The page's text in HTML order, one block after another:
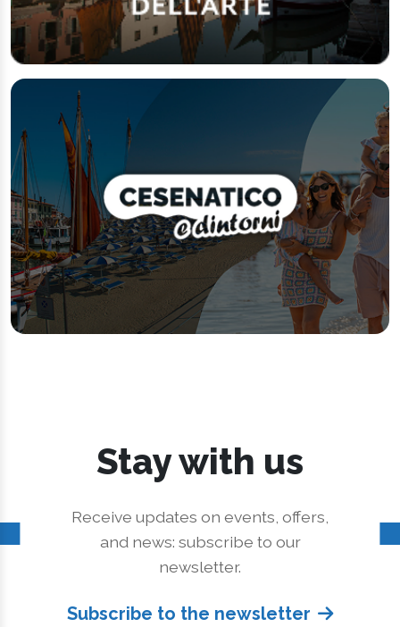
Stay with us
Receive updates on events, offers,
and news: subscribe to our
newsletter.
Subscribe to the newsletter